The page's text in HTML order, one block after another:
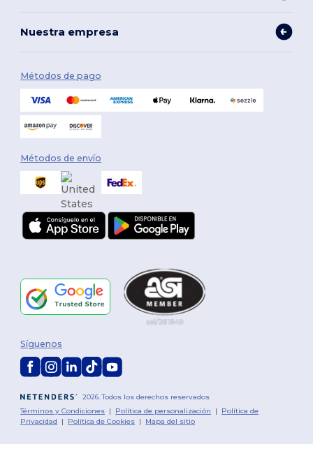
Nuestra empresa
Métodos de pago
Métodos de envío
2026. Todos los derechos reservados
Términos y Condiciones | Política de personalización | Política de
Privacidad | Política de Cookies | Mapa del sitio
Síguenos